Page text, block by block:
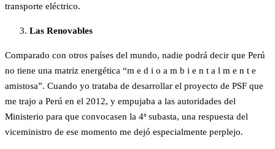
transporte eléctrico.
Las Renovables
Comparado con otros países del mundo, nadie podrá decir que Perú
no tiene una matriz energética “m e d i o a m b i e n t a l m e n t e
amistosa”. Cuando yo trataba de desarrollar el proyecto de PSF que
me trajo a Perú en el 2012, y empujaba a las autoridades del
Ministerio para que convocasen la 4ª subasta, una respuesta del
viceministro de ese momento me dejó especialmente perplejo.